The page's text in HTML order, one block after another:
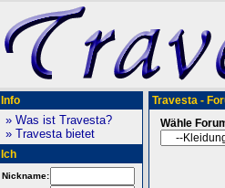
Info
» Was ist Travesta?
» Travesta bietet
Ich
Nickname:
Travesta -
Wähle